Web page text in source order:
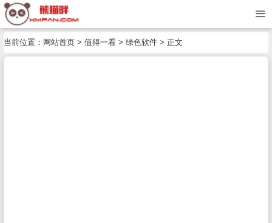
当前位置： 网站首页 > 值得一看 > 绿色软件 > 正文